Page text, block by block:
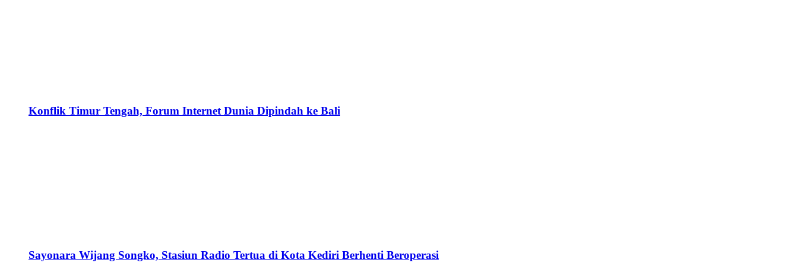
Konflik Timur Tengah, Forum Internet Dunia Dipindah ke Bali
Sayonara Wijang Songko, Stasiun Radio Tertua di Kota Kediri Berhenti Beroperasi